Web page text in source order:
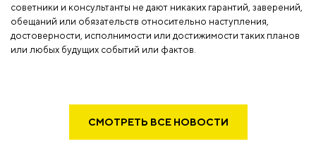
советники и консультанты не дают никаких гарантий, заверений,
обещаний или обязательств относительно наступления,
достоверности, исполнимости или достижимости таких планов
или любых будущих событий или фактов.
СМОТРЕТЬ ВСЕ НОВОСТИ